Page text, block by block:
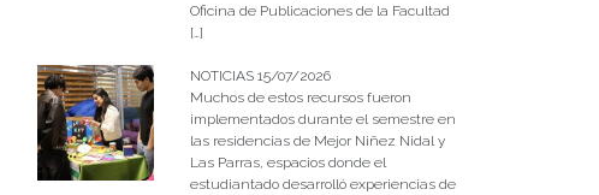
Oficina de Publicaciones de la Facultad
[…]
NOTICIAS 15/07/2026
Muchos de estos recursos fueron
implementados durante el semestre en
las residencias de Mejor Niñez Nidal y
Las Parras, espacios donde el
estudiantado desarrolló experiencias de